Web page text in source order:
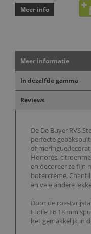
Meer info
Meer informatie
In dezelfde gamma
Reviews
De De Buyer RVS
perfecte
of
Honorés,
en decoreer ze fijn
botercrème,
en vele andere
Door de
Etoile F6 18 mm
het gemakkelijk in